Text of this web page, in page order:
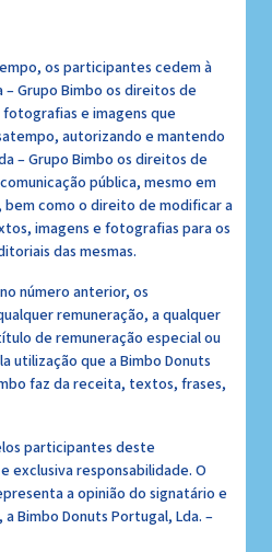
os participantes cedem à
Grupo Bimbo os direitos de
e imagens que
autorizando e mantendo
– Grupo Bimbo os direitos de
pública, mesmo em
como o direito de modificar a
imagens e fotografias para os
das mesmas.
número anterior, os
remuneração, a qualquer
de remuneração especial ou
utilização que a Bimbo Donuts
faz da receita, textos, frases,
participantes deste
exclusiva responsabilidade. O
a opinião do signatário e
Bimbo Donuts Portugal, Lda. –